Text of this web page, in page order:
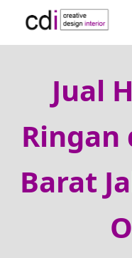
Jual
Ringan
Barat